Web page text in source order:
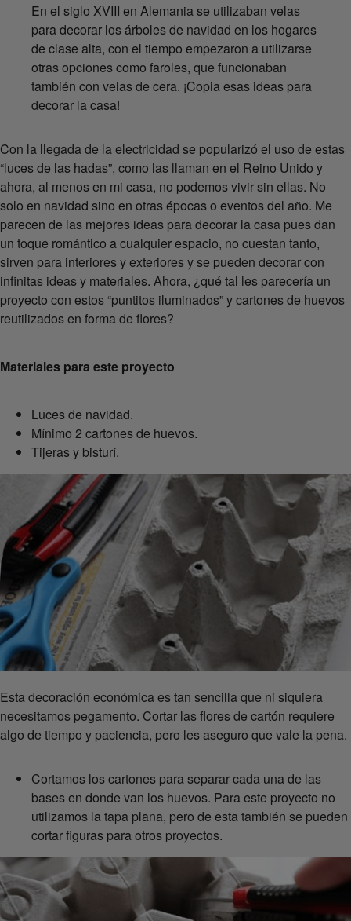
En el siglo XVIII en Alemania se utilizaban velas
para decorar los árboles de navidad en los hogares
de clase alta, con el tiempo empezaron a utilizarse
otras opciones como faroles, que funcionaban
también con velas de cera. ¡Copia esas ideas para
decorar la casa!
Con la llegada de la electricidad se popularizó el uso de estas
“luces de las hadas”, como las llaman en el Reino Unido y
ahora, al menos en mi casa, no podemos vivir sin ellas. No
solo en navidad sino en otras épocas o eventos del año. Me
parecen de las mejores ideas para decorar la casa pues dan
un toque romántico a cualquier espacio, no cuestan tanto,
sirven para interiores y exteriores y se pueden decorar con
infinitas ideas y materiales. Ahora, ¿qué tal les parecería un
proyecto con estos “puntitos iluminados” y cartones de huevos
reutilizados en forma de flores?
Materiales para este proyecto
Luces de navidad.
Mínimo 2 cartones de huevos.
Tijeras y bisturí.
Esta decoración económica es tan sencilla que ni siquiera
necesitamos pegamento. Cortar las flores de cartón requiere
algo de tiempo y paciencia, pero les aseguro que vale la pena.
Cortamos los cartones para separar cada una de las
bases en donde van los huevos. Para este proyecto no
utilizamos la tapa plana, pero de esta también se pueden
cortar figuras para otros proyectos.